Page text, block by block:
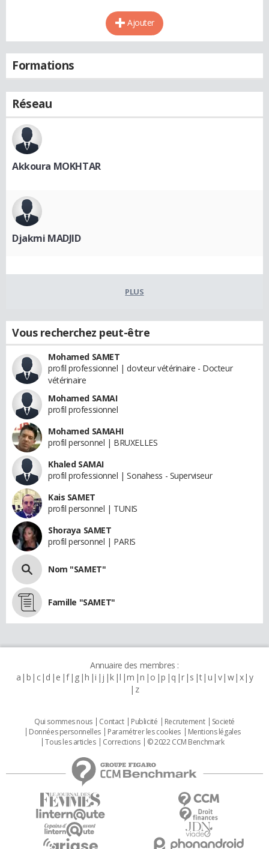
Ajouter
Formations
Réseau
Akkoura MOKHTAR
Djakmi MADJID
PLUS
Vous recherchez peut-être
Mohamed SAMET
profil professionnel | dovteur vétérinaire - Docteur
vétérinaire
Mohamed SAMAI
profil professionnel
Mohamed SAMAHI
profil personnel | BRUXELLES
Khaled SAMAI
profil professionnel | Sonahess - Superviseur
Kais SAMET
profil personnel | TUNIS
Shoraya SAMET
profil personnel | PARIS
Nom "SAMET"
Famille "SAMET"
Annuaire des membres :
a b c d e f g h i j k l m n o p q r s t u v w x y
z
Qui sommes nous Contact Publicité Recrutement
Societé
Données personnelles
Paramétrer les cookies
Mentions légales
Tous les articles
Corrections © 2022 CCM Benchmark